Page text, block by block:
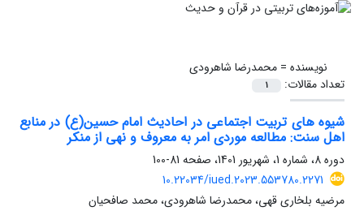
نویسنده =محمدرضا شاهرودی
تعداد مقالات:
1
شیوه های تربیت اجتماعی در احادیث امام حسین(ع) در منابع
اهل سنت: مطالعه موردی امر به معروف و نهی از منکر
دوره 8، شماره 1، شهریور 1401، صفحه
81-100
10.22034/iued.2023.553780.2271
مرضیه بلخاری قهی، محمدرضا شاهرودی، محمد صافحیان